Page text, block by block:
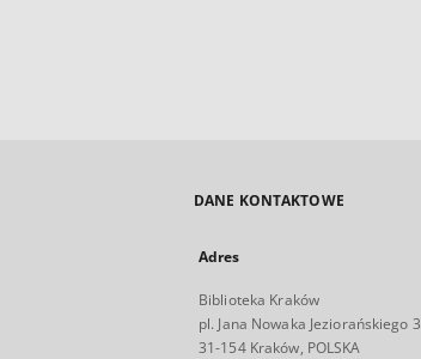
DANE KONTAKTOWE
Adres
Biblioteka Kraków
pl. Jana Nowaka Jeziorańskiego 3
31-154 Kraków, POLSKA